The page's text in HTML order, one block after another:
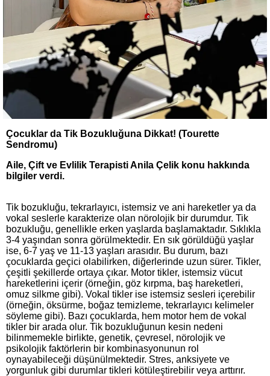
Çocuklar da Tik Bozukluğuna Dikkat! (Tourette
Sendromu)
Aile, Çift ve Evlilik Terapisti Anila Çelik konu hakkında
bilgiler verdi.
Tik bozukluğu, tekrarlayıcı, istemsiz ve ani hareketler ya da
vokal seslerle karakterize olan nörolojik bir durumdur. Tik
bozukluğu, genellikle erken yaşlarda başlamaktadır. Sıklıkla
3-4 yaşından sonra görülmektedir. En sık görüldüğü yaşlar
ise, 6-7 yaş ve 11-13 yaşları arasıdır. Bu durum, bazı
çocuklarda geçici olabilirken, diğerlerinde uzun sürer. Tikler,
çeşitli şekillerde ortaya çıkar. Motor tikler, istemsiz vücut
hareketlerini içerir (örneğin, göz kırpma, baş hareketleri,
omuz silkme gibi). Vokal tikler ise istemsiz sesleri içerebilir
(örneğin, öksürme, boğaz temizleme, tekrarlayıcı kelimeler
söyleme gibi). Bazı çocuklarda, hem motor hem de vokal
tikler bir arada olur. Tik bozukluğunun kesin nedeni
bilinmemekle birlikte, genetik, çevresel, nörolojik ve
psikolojik faktörlerin bir kombinasyonunun rol
oynayabileceği düşünülmektedir. Stres, anksiyete ve
yorgunluk gibi durumlar tikleri kötüleştirebilir veya arttırır.